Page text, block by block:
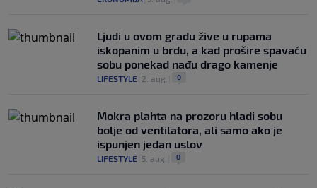
Ljudi u ovom gradu žive u rupama
iskopanim u brdu, a kad prošire spavaću
sobu ponekad nađu drago kamenje
LIFESTYLE 2. aug. 0
Mokra plahta na prozoru hladi sobu
bolje od ventilatora, ali samo ako je
ispunjen jedan uslov
LIFESTYLE 5. aug. 0